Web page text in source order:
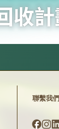
​聯繫我們